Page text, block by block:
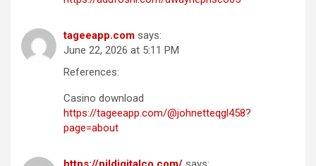
tageeapp.com says:
June 22, 2026 at 5:11 PM
References:
Casino download
https://tageeapp.com/@johnetteqgl458?
page=about